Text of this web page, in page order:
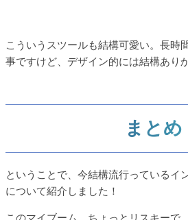
こういうスツールも結構可愛い。長時
事ですけど、デザイン的には結構あり
まとめ
ということで、今結構流行っているイ
について紹介しました！
このマイブーム、ちょっとリスキーで